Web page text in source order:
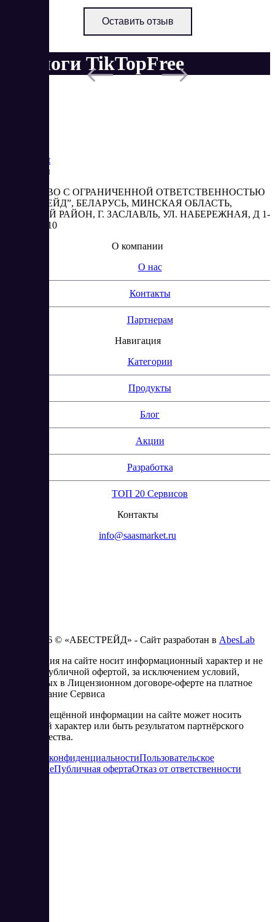
Оставить отзыв
Аналоги TikTopFree
Market
Реквизиты
ОБЩЕСТВО С ОГРАНИЧЕННОЙ ОТВЕТСТВЕННОСТЬЮ
“АБЕСТРЕЙД”, БЕЛАРУСЬ, МИНСКАЯ ОБЛАСТЬ,
МИНСКИЙ РАЙОН, Г. ЗАСЛАВЛЬ, УЛ. НАБЕРЕЖНАЯ, Д 1-
2, КОМ. 310
О компании
О нас
Контакты
Партнерам
Навигация
Категории
Продукты
Блог
Акции
Разработка
ТОП 20 Сервисов
Контакты
info@saasmarket.ru
2023 - 2026 © «АБЕСТРЕЙД» - Сайт разработан в AbesLab
Информация на сайте носит информационный характер и не
является публичной офертой, за исключением условий,
изложенных в Лицензионном договоре-оферте на платное
использование Сервиса
Часть размещённой информации на сайте может носить
рекламный характер или быть результатом партнёрского
сотрудничества.
Политика конфиденциальностиПользовательское
соглашениеПубличная офертаОтказ от ответственности